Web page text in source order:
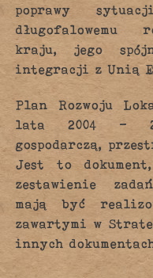
poprawy
długofalowemu
kraju, jego
integracji z Unią
Plan Rozwoju
lata 2004 –
gospodarczą,
Jest to
zestawienie
mają być
zawartymi w
innych